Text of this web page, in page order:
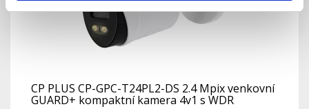
CP PLUS CP-GPC-T24PL2-DS 2.4 Mpix venkovní
GUARD+ kompaktní kamera 4v1 s WDR